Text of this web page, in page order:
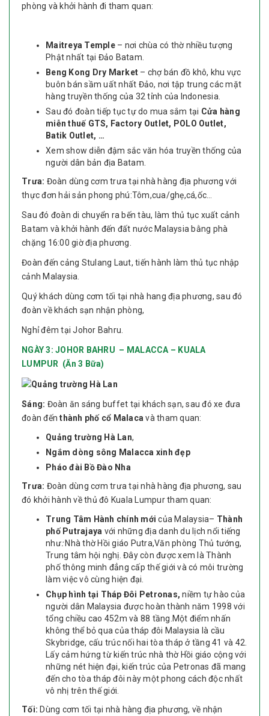
phòng và khởi hành đi tham quan:
Maitreya Temple– nơi chùa có thờ nhiều tượng
Phật nhất tại Đảo Batam.
Beng Kong Dry Market – chợ bán đồ khô, khu vực
buôn bán sầm uất nhất Đảo, nơi tập trung các mặt
hàng truyền thống của 32 tỉnh của Indonesia.
Sau đó đoàn tiếp tục tự do mua sắm tại Cửa hàng
miễn thuế GTS, Factory Outlet, POLO Outlet,
Batik Outlet, …
Xem show diễn đậm sắc văn hóa truyền thống của
người dân bản địa Batam.
​​​Trưa: Đoàn dùng cơm trưa tại nhà hàng địa phương với
thực đơn hải sản phong phú:Tôm,cua/ghẹ,cá,ốc…
Sau đó đoàn di chuyển ra bến tàu, làm thủ tục xuất cảnh
Batam và khởi hành đến đất nước Malaysia bằng phà
chặng 16:00 giờ địa phương.
Đoàn đến cảng Stulang Laut, tiến hành làm thủ tục nhập
cảnh Malaysia.
Quý khách dùng cơm tối tại nhà hang địa phương, sau đó
đoàn về khách sạn nhận phòng,
Nghỉ đêm tại Johor Bahru.
NGÀY 3: JOHOR BAHRU – MALACCA – KUALA
LUMPUR (Ăn 3 Bữa)
Sáng: Đoàn ăn sáng buffet tại khách sạn, sau đó xe đưa
đoàn đếnthành phố cổ Malacavà tham quan:
Quảng trường Hà Lan,
Ngắm dòng sông Malacca xinh đẹp
Pháo đài Bồ Đào Nha
Trưa: Đoàn dùng cơm trưa tại nhà hàng địa phương, sau
đó khởi hành về thủ đô Kuala Lumpur tham quan:
Trung Tâm Hành chính mới của Malaysia– Thành
phố Putrajaya với những địa danh du lịch nổi tiếng
như:Nhà thờ Hồi giáo Putra,Văn phòng Thủ tướng,
Trung tâm hội nghị. Đây còn được xem là Thành
phố thông minh đẳng cấp thế giới và có môi trường
làm việc vô cùng hiện đại.
Chụp hình tại Tháp Đôi Petronas, niềm tự hào của
người dân Malaysia được hoàn thành năm 1998 với
tổng chiều cao 452m và 88 tầng.Một điểm nhấn
không thể bỏ qua của tháp đôi Malaysia là cầu
Skybridge, cấu trúc nối hai tòa tháp ở tầng 41 và 42.
Lấy cảm hứng từ kiến trúc nhà thờ Hồi giáo cộng với
những nét hiện đại, kiến trúc của Petronas đã mang
đến cho tòa tháp đôi này một phong cách độc nhất
vô nhị trên thế giới.
Tối: Dùng cơm tối tại nhà hàng địa phương, về nhận